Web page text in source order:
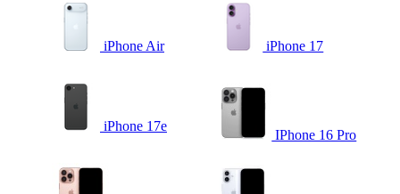
iPhone Air iPhone 17
iPhone 17e
IPhone 16 Pro